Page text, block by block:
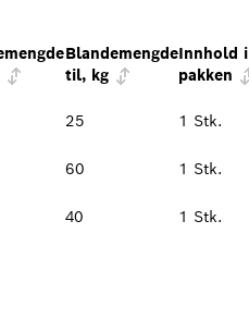
Blandemengde
til, kg
Innhold i
pakken
25 1 Stk.
60 1 Stk.
40 1 Stk.